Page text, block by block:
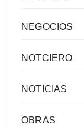
NEGOCIOS
NOTCIERO
NOTICIAS
OBRAS